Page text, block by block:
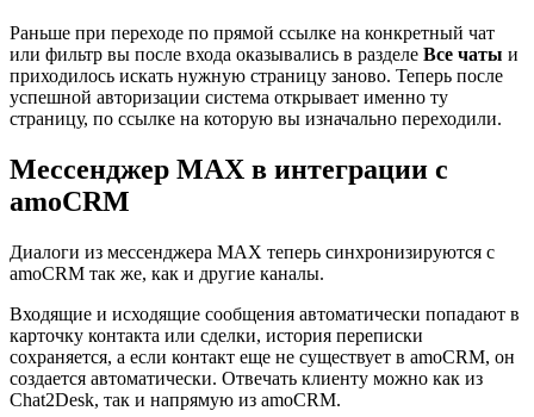
Раньше при переходе по прямой ссылке на конкретный чат
или фильтр вы после входа оказывались в разделе Все чаты и
приходилось искать нужную страницу заново. Теперь после
успешной авторизации система открывает именно ту
страницу, по ссылке на которую вы изначально переходили.
Мессенджер MAX в интеграции с
amoCRM
Диалоги из мессенджера MAX теперь синхронизируются с
amoCRM так же, как и другие каналы.
Входящие и исходящие сообщения автоматически попадают в
карточку контакта или сделки, история переписки
сохраняется, а если контакт еще не существует в amoCRM, он
создается автоматически. Отвечать клиенту можно как из
Chat2Desk, так и напрямую из amoCRM.